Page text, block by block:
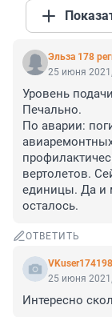
Эльза 178
25 июня
Уровень
Печально.
По аварии:
вертолетов.
единицы. Да и
осталось.
ОТВЕТИТЬ
25 июня
Интересно